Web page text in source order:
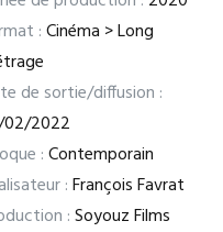
:Cinéma > Long
de sortie/diffusion :
02/2022
:Contemporain
:François Favrat
:Soyouz Films